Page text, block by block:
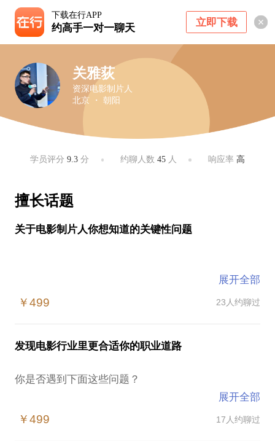
下载在行APP
约高手一对一聊天 立即下载
关雅荻
资深电影制片人
北京 ・ 朝阳
学员评分9.3 分 约聊人数 45人 响应率 高
擅长话题
关于电影制片人你想知道的关键性问题
些？具体如何分类？
人？
在电影项目开发中的几个核心原则是什么？
好莱坞制片人常说的package是什么意思？具体怎么
与现实工作结合？
展开全部
￥499 23人约聊过
发现电影行业里更合适你的职业道路
你是否遇到下面这些问题？
选择？该去哪家公司？进了公司，我适合什么岗位？
展开全部
￥499 17人约聊过